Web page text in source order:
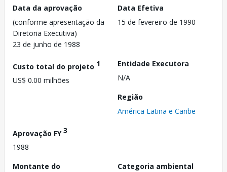
Data da aprovação
(conforme apresentação da
Diretoria Executiva)
23 de junho de 1988
Data Efetiva
15 de fevereiro de 1990
Custo total do projeto 1
US$ 0.00 milhões
Entidade Executora
N/A
Região
América Latina e Caribe
Aprovação FY3
1988
Montante do
Categoria ambiental